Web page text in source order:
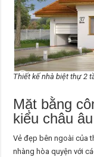
Thiết kế nhà biệt thự 2
Mặt bằng
kiểu châu âu
Vẻ đẹp bên ngoài của
nhàng hòa quyện với